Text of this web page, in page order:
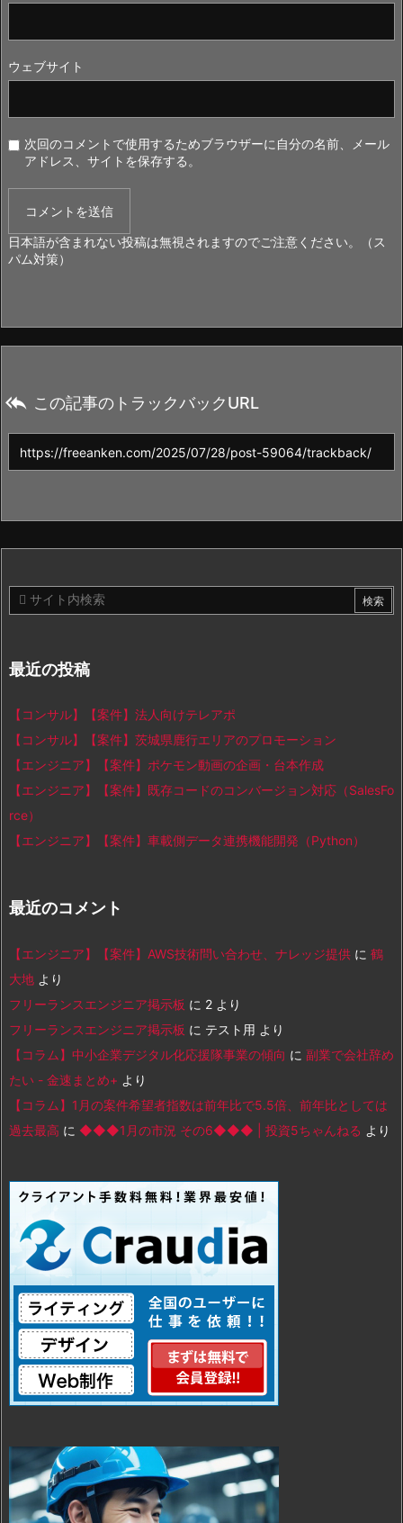
ウェブサイト
次回のコメントで使用するためブラウザーに自分の名前、メール
アドレス、サイトを保存する。
日本語が含まれない投稿は無視されますのでご注意ください。（ス
パム対策）
 この記事のトラックバックURL
最近の投稿
【コンサル】【案件】法人向けテレアポ
【コンサル】【案件】茨城県鹿行エリアのプロモーション
【エンジニア】【案件】ポケモン動画の企画・台本作成
【エンジニア】【案件】既存コードのコンバージョン対応（SalesFo
rce）
【エンジニア】【案件】車載側データ連携機能開発（Python）
最近のコメント
【エンジニア】【案件】AWS技術問い合わせ、ナレッジ提供 に 鶴
大地 より
フリーランスエンジニア掲示板 に 2 より
フリーランスエンジニア掲示板 に テスト用 より
【コラム】中小企業デジタル化応援隊事業の傾向 に 副業で会社辞め
たい - 金速まとめ+ より
【コラム】1月の案件希望者指数は前年比で5.5倍、前年比としては
過去最高 に ◆◆◆1月の市況 その6◆◆◆ | 投資5ちゃんねる より